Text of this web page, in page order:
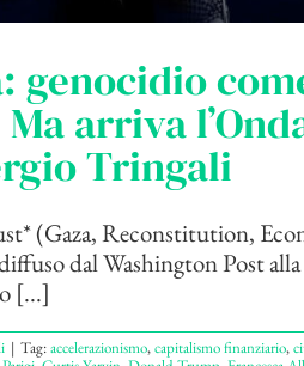
genocidio
arriva
Tringali
(Gaza, Reconstitution,
dal Washington Post alla
[...]
| Tag:accelerazionismo,capitalismo finanziario,